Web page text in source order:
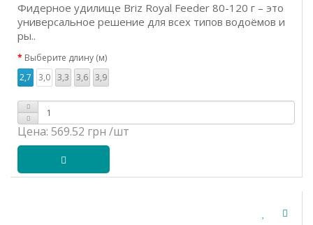
Фидерное удилище Briz Royal Feeder 80-120 г – это
универсальное решение для всех типов водоёмов и
ры..
Выберите длину (м)
2,7
3,0 3,3 3,6 3,9
Цена: 569.52 грн /шт